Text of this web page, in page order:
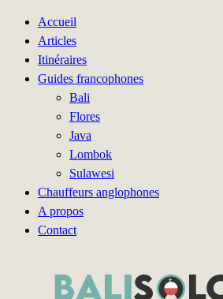
Accueil
Articles
Itinéraires
Guides francophones
Bali
Flores
Java
Lombok
Sulawesi
Chauffeurs anglophones
A propos
Contact